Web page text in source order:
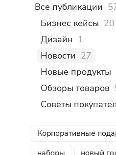
Все публикации
Бизнес кейсы 20
Дизайн 1
Новости 27
Новые продукты
Обзоры товаров
Советы
Корпоративные